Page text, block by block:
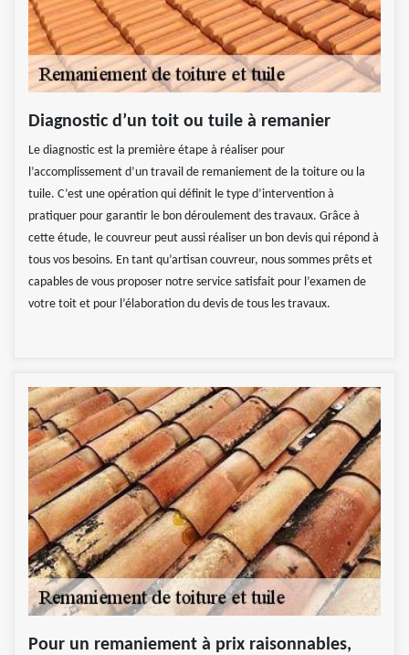
Diagnostic d’un toit ou tuile à remanier
Le diagnostic est la première étape à réaliser pour
l’accomplissement d’un travail de remaniement de la toiture ou la
tuile. C’est une opération qui définit le type d’intervention à
pratiquer pour garantir le bon déroulement des travaux. Grâce à
cette étude, le couvreur peut aussi réaliser un bon devis qui répond à
tous vos besoins. En tant qu’artisan couvreur, nous sommes prêts et
capables de vous proposer notre service satisfait pour l’examen de
votre toit et pour l’élaboration du devis de tous les travaux.
Pour un remaniement à prix raisonnables,